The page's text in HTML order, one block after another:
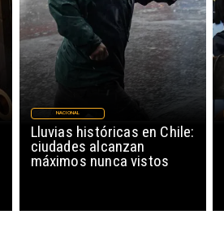
Lluvias históricas en Chile:
ciudades alcanzan
máximos nunca vistos
NACIONAL